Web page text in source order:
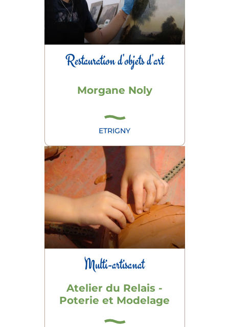
Restauration d'objets d'art
Morgane Noly
ETRIGNY
Multi-artisanat
Atelier du Relais -
Poterie et Modelage